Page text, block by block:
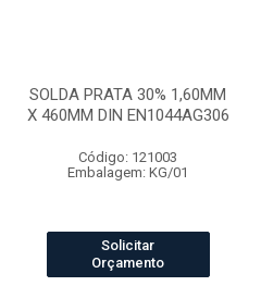
SOLDA PRATA 30% 1,60MM
X 460MM DIN EN1044AG306
Código: 121003
Embalagem: KG/01
Solicitar
Orçamento